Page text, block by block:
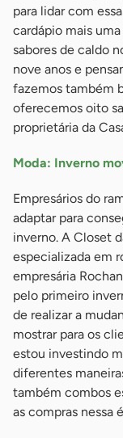
para lidar com
cardápio mais
sabores de caldo
nove anos e
fazemos também
oferecemos oito
proprietária da
Moda: Inverno
Empresários do
adaptar para
inverno. A Closet
especializada em
empresária
pelo primeiro
de realizar a
mostrar para os
estou investindo
diferentes
também combos
as compras nessa